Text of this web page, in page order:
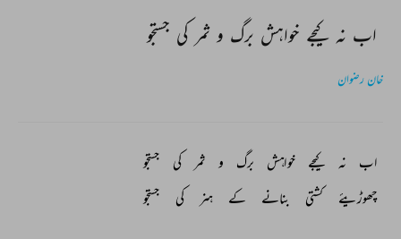
اب نہ کیجے خواہش برگ و ثمر کی جستجو
خان رضوان
اب نہ کیجے خواہش برگ و ثمر کی جستجو
چھوڑیئے کشتی بنانے کے ہنر کی جستجو